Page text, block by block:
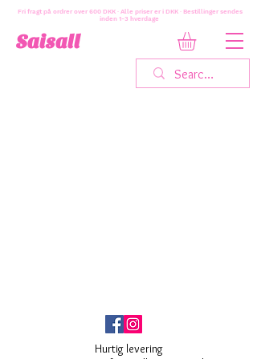
Saisall
Fri fragt på ordrer over 600 DKK · Alle priser er i DKK · Bestillinger sendes
inden 1-3 hverdage
Hurtig levering